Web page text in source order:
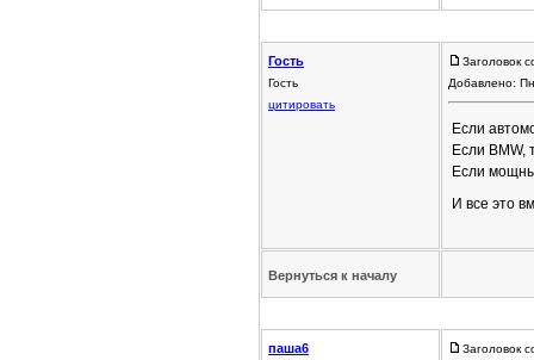
Гость
Гость
цитировать
Заголовок
Добавлено:
Если
Если BMW,
Если
И все это
Вернуться к началу
паша6
Заголовок